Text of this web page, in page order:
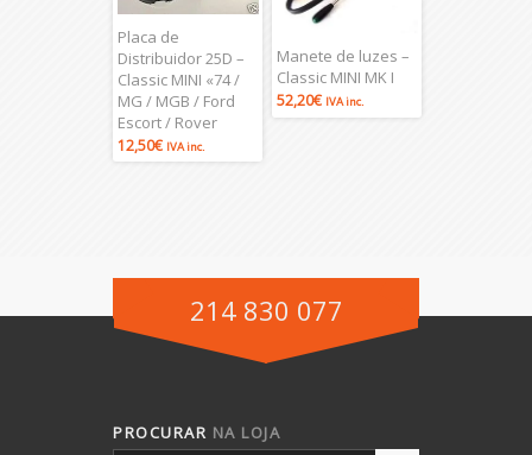
Placa de
Distribuidor 25D –
Classic MINI «74 /
MG / MGB / Ford
Escort / Rover
12,50€ IVA inc.
Manete de luzes –
Classic MINI MK I
52,20€ IVA inc.
214 830 077
PROCURAR NA LOJA